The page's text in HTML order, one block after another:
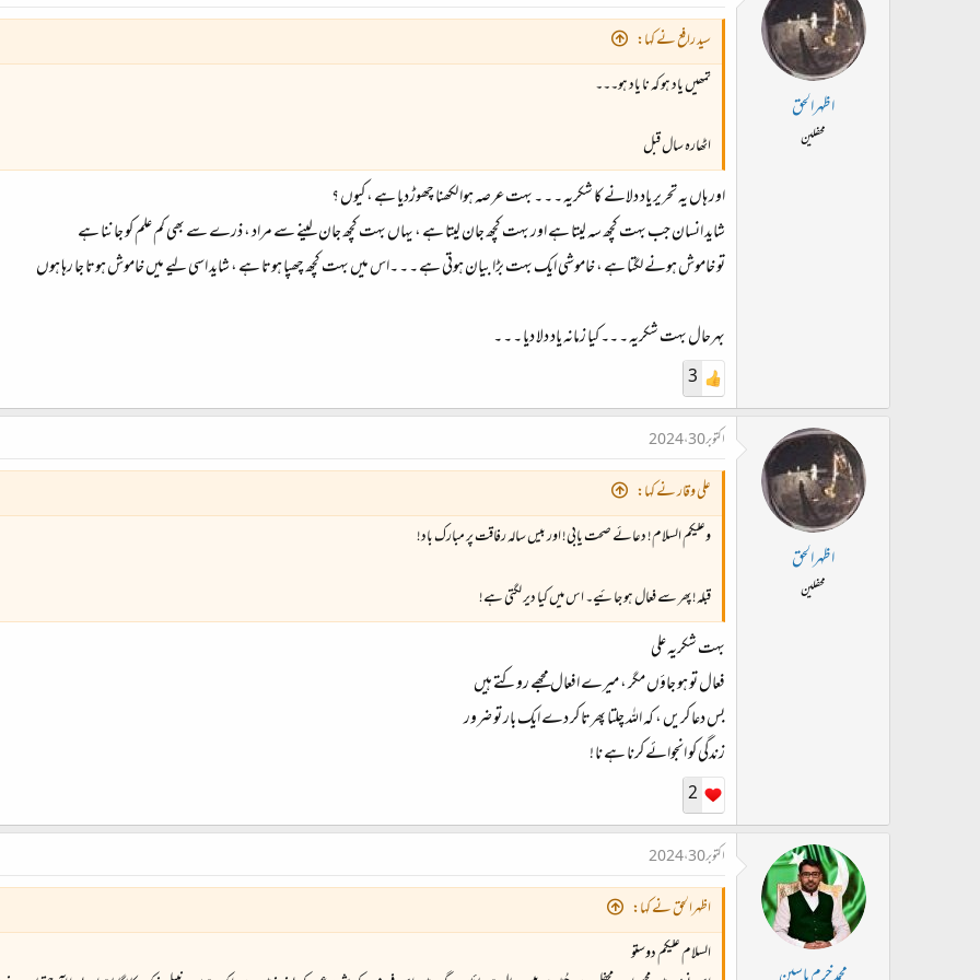
، دوستوسکی نے اپنے ناول “ایڈیٹ“ میں ، پرنس میشکن کا کردار اس میں کو ہی ختم کر کہ بنایا تھا ۔ ۔ ۔ ۔جو اکائی تھا اکیلا بھی تھا مگر سوسائیٹی کا حصہ بھی بنا مگر اسکی میں کو
اور جب بندہ اصل “میں“ کو سمجھتا ہے تبھی کہتا ہے
رانجھا رانجھا کردی نی میں آپے رانجھا ہوئی
سدو نی میں کہ کہ رانجھا ، ہیر نہ آکھو کوئی
میرے خیال میں میں نے کافی “میں میں“ کر لی ہے ۔ ۔ ۔ ۔ امید ہے آپکو میری “میں میں “ میں کچھ تو سمجھ آیا ہو گا
اظہرالحق
محفلین
سید رافع نے کہا:
تمھیں یاد ہو کہ نا یاد ہو۔۔۔
اٹھارہ سال قبل
اور ہاں یہ تحریر یاد دلانے کا شکریہ ۔ ۔ ۔ بہت عرصہ ہوا لکھنا چھوڑدیا ہے ، کیوں ؟
شاید انسان جب بہت کچھ سہ لیتا ہے اور بہت کچھ جان لیتا ہے ، یہاں بہت کچھ جان لینے سے مراد ، ذرے سے بھی کم علم کو جاننا ہے
تو خاموش ہونے لگتا ہے ، خاموشی ایک بہت بڑا بیان ہوتی ہے ۔ ۔ ۔اس میں بہت کچھ چھپا ہوتا ہے ، شاید اسی لیے میں خاموش ہوتا جا رہا ہوں
بہرحال بہت شکریہ ۔ ۔۔ کیا زمانہ یاد دلا دیا ۔ ۔ ۔
3
اظہرالحق
محفلین
اکتوبر 30، 2024
علی وقار نے کہا:
وعلیکم السلام! دعائے صحت یابی! اور بیس سالہ رفاقت پر مبارک باد!
قبلہ! پھر سے فعال ہو جائیے۔ اس میں کیا دیر لگتی ہے!
بہت شکریہ علی
فعال تو ہو جاؤں مگر ، میرے افعال مجھے روکتے ہیں
بس دعا کریں ، کہ اللہ چلتا پھرتا کر دے ایک بار تو ضرور
زندگی کو انجوائے کرنا ہے نا !
2
اکتوبر 30، 2024
اظہرالحق نے کہا:
السلام علیکم دوستو